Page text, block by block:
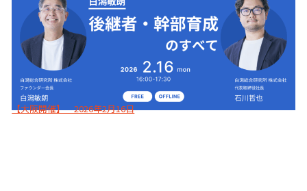
【大阪開催】 2026年2月16日